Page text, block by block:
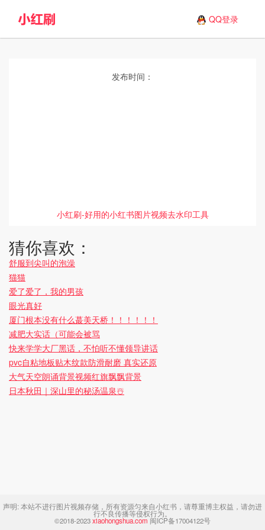
QQ登录
发布时间：
小红刷-好用的小红书图片视频去水印工具
猜你喜欢：
舒服到尖叫的泡澡
猫猫
爱了爱了，我的男孩
眼光真好
厦门根本没有什么蕞美天桥！！！！！！
减肥大实话（可能会被骂
快来学学大厂黑话，不怕听不懂领导讲话
pvc自粘地板贴木纹款防滑耐磨 真实还原
大气天空朗诵背景视频红旗飘飘背景
日本秋田｜深山里的秘汤温泉☃️
声明:本站不进行图片视频存储，所有资源匀来自小红书，请尊重博主权益，请勿进
行不良传播等侵权行为。
©2018-2023xiaohongshua.com 闽ICP备17004122号